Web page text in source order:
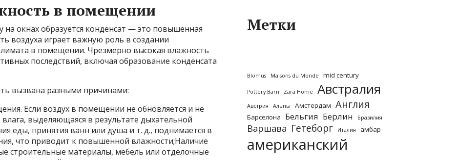
в помещении
окнах образуется конденсат — это повышенная
воздуха играет важную роль в создании
в помещении. Чрезмерно высокая влажность
последствий, включая образование конденсата
вызвана разными причинами:
Если воздух в помещении не обновляется и не
выделяющаяся в результате дыхательной
еды, принятия ванн или душа и т. д., поднимается в
что приводит к повышенной влажности;Наличие
строительные материалы, мебель или отделочные
Метки
Blomus Maisons du Monde mid century
Pottery Barn Zara Home Австралия
Австрия Альпы Амстердам Англия
Барселона Бельгия Берлин Бразилия
Варшава Гетеборг Италия амбар
американский